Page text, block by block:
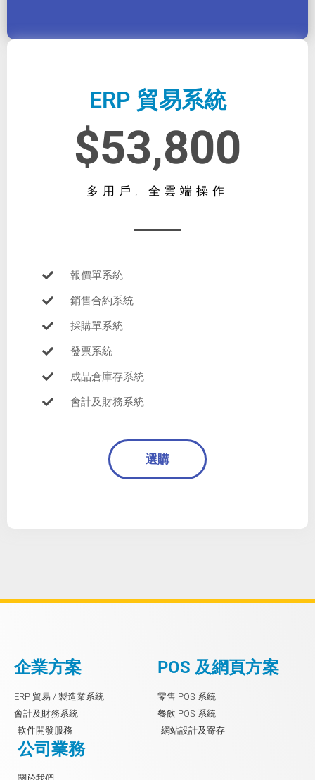
ERP 貿易系統
$53,800
多用戶, 全雲端操作
報價單系統
銷售合約系統
採購單系統
發票系統
成品倉庫存系統
會計及財務系統
選購
公司業務
POS 及網頁方案
零售 POS 系統
餐飲 POS 系統
網站設計及寄存
企業方案
ERP 貿易 / 製造業系統
會計及財務系統
軟件開發服務